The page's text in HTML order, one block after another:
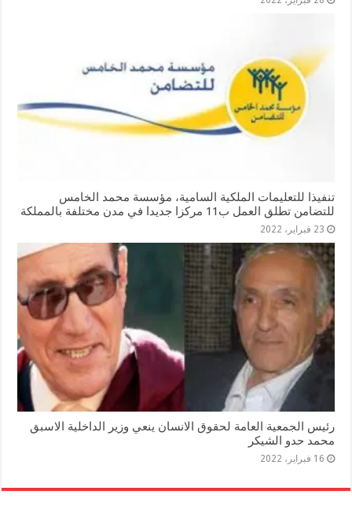
تنفيذا للتعليمات الملكية السامية، مؤسسة محمد الخامس
للتضامن تطلق العمل ب11 مركزا جديدا في مدن مختلفة بالمملكة
23 فبراير، 2022
رئيس الجمعية العامة لحقوق الانسان ينعي وزير الداخلية الاسبق
محمد حدو الشيكر
16 فبراير، 2022